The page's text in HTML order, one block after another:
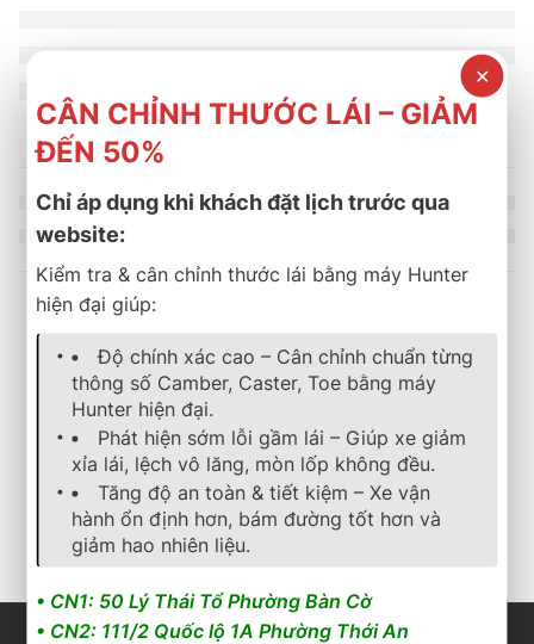
Sản phẩm tương tự
lốp xe michelin, energy,mặc định
Lốp Xe MICHELIN 205/60R15 91V Energy XM 2+
2.533.000₫
Cần nhận báo giá mới
nhất? Nhấn vào đây để
trao đổi ngay
mặc định
Lốp Bridgestone 235/
4.136.000₫
Cần nhận báo giá mới
✕
CÂN CHỈNH THƯỚC LÁI – GIẢM
ĐẾN 50%
Chỉ áp dụng khi khách đặt lịch trước qua
website:
Kiểm tra & cân chỉnh thước lái bằng máy Hunter
hiện đại giúp:
Độ chính xác cao – Cân chỉnh chuẩn từng
thông số Camber, Caster, Toe bằng máy
Hunter hiện đại.
Phát hiện sớm lỗi gầm lái – Giúp xe giảm
xỉa lái, lệch vô lăng, mòn lốp không đều.
Tăng độ an toàn & tiết kiệm – Xe vận
hành ổn định hơn, bám đường tốt hơn và
giảm hao nhiên liệu.
• CN1: 50 Lý Thái Tổ Phường Bàn Cờ
• CN2: 111/2 Quốc lộ 1A Phường Thới An